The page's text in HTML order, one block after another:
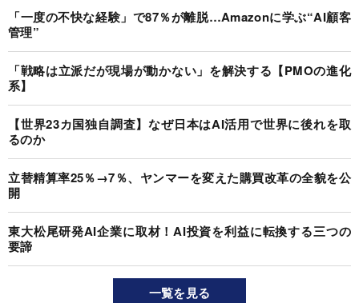
「一度の不快な経験」で87％が離脱…Amazonに学ぶ“AI顧客
管理”
「戦略は立派だが現場が動かない」を解決する【PMOの進化
系】
【世界23カ国独自調査】なぜ日本はAI活用で世界に後れを取
るのか
立替精算率25％→7％、ヤンマーを変えた購買改革の全貌を公
開
東大松尾研発AI企業に取材！AI投資を利益に転換する三つの
要諦
一覧を見る